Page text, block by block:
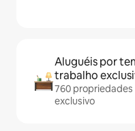
Aluguéis por
trabalho
760
exclusivo